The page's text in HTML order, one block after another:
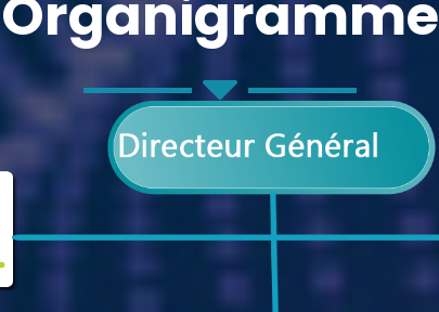
Organigramme